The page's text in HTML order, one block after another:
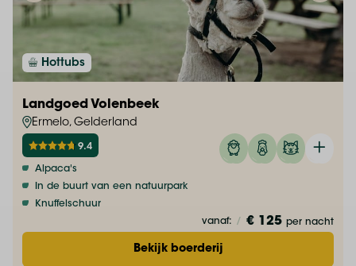
Hottubs
Landgoed Volenbeek
Ermelo, Gelderland
9.4
Alpaca's
In de buurt van een natuurpark
Knuffelschuur
vanaf: / € 125 per nacht
Bekijk boerderij